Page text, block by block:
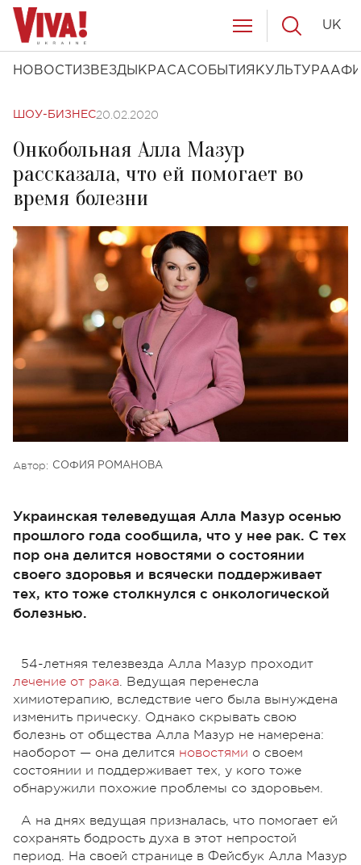
НОВОСТИ ЗВЕЗДЫ КРАСАСОБЫТИЯ КУЛЬТУРА
UK
ШОУ-БИЗНЕС20.02.2020
Онкобольная Алла Мазур
рассказала, что ей помогает во
время болезни
Автор: СОФИЯ РОМАНОВА
Украинская телеведущая Алла Мазур осенью
прошлого года сообщила, что у нее рак. С тех
пор она делится новостями о состоянии
своего здоровья и всячески поддерживает
тех, кто тоже столкнулся с онкологической
болезнью.
54-летняя телезвезда Алла Мазур проходит
лечение от рака. Ведущая перенесла
химиотерапию, вследствие чего была вынуждена
изменить прическу. Однако скрывать свою
болезнь от общества Алла Мазур не намерена:
наоборот — она делится новостями о своем
состоянии и поддерживает тех, у кого тоже
обнаружили похожие проблемы со здоровьем.
А на днях ведущая призналась, что помогает ей
сохранять бодрость духа в этот непростой
период. На своей странице в Фейсбук Алла Мазур